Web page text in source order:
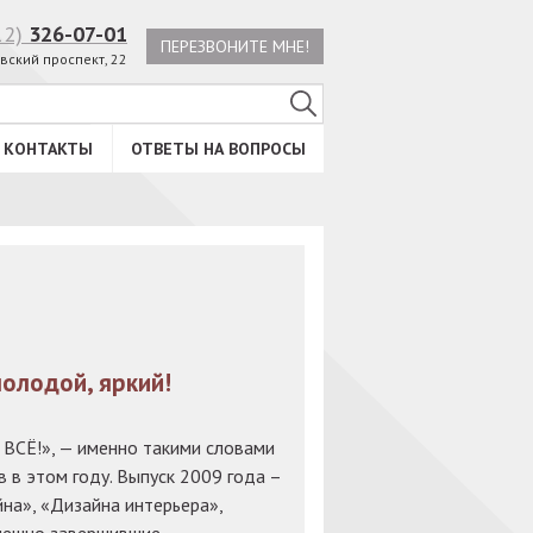
326-07-01
проспект, 22
ПЕРЕЗВОНИТЕ МНЕ!
КОНТАКТЫ ОТВЕТЫ НА ВОПРОСЫ
яркий!
— именно такими словами
этом году. Выпуск 2009 года –
«Дизайна интерьера»,